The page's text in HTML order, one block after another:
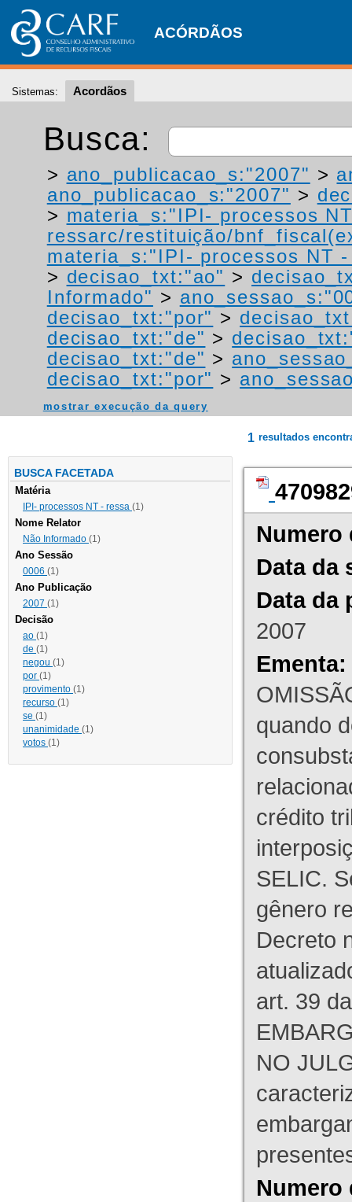
ACÓRDÃOS
Sistemas: Acordãos
Busca:
> ano_publicacao_s:"2007" >
ano_publicacao_s:"2007" >
> materia_s:"IPI- processos
ressarc/restituição/
materia_s:"IPI- processos NT
> decisao_txt:"ao" >
Informado" >
decisao_txt:"por" >
decisao_txt:"de" >
decisao_txt:"de" >
decisao_txt:"por" >
mostrar execução da query
BUSCA FACETADA
Matéria
IPI- processos NT - ressa (1)
Nome Relator
Não Informado (1)
Ano Sessão
0006 (1)
Ano Publicação
2007 (1)
Decisão
ao (1)
de (1)
negou (1)
por (1)
provimento (1)
recurso (1)
se (1)
unanimidade (1)
votos (1)
1 resultados
Numero
Data da
Data da
2007
Ementa:
quando
crédito
SELIC.
gênero
Decreto
art. 39
NO
Numero